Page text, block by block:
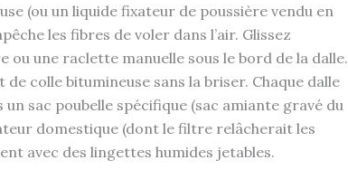
(ou un liquide fixateur de poussière vendu en
les fibres de voler dans l’air. Glissez
une raclette manuelle sous le bord de la dalle.
colle bitumineuse sans la briser. Chaque dalle
sac poubelle spécifique (sac amiante gravé du
domestique (dont le filtre relâcherait les
avec des lingettes humides jetables.